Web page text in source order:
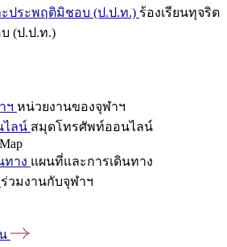
ะประพฤติมิชอบ (ป.ป.ท.) ร้องเรียนทุจริต
(ป.ป.ท.)
ฯ หน่วยงานของจุฬาฯ
ไลน์ สมุดโทรศัพท์ออนไลน์
ทาง แผนที่และการเดินทาง
ร่วมงานกับจุฬาฯ